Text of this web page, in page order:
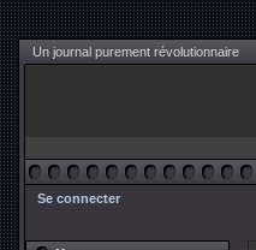
Un journal purement révolutionnaire
Se connecter